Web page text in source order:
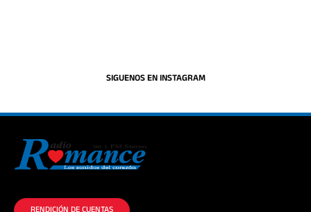
SIGUENOS EN INSTAGRAM